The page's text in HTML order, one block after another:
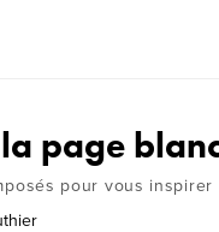
page
pour vous inspirer